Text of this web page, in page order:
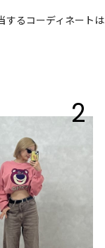
するコーディネートは
2